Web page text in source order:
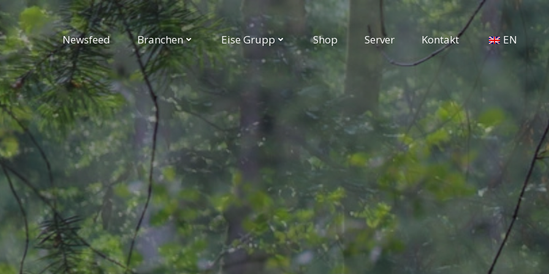
Newsfeed Branchen Eise Grupp Shop Server Kontakt EN